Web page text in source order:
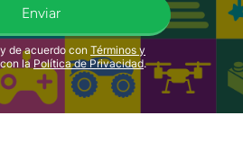
Enviar
de acuerdo conTérminos y
la Política de Privacidad.